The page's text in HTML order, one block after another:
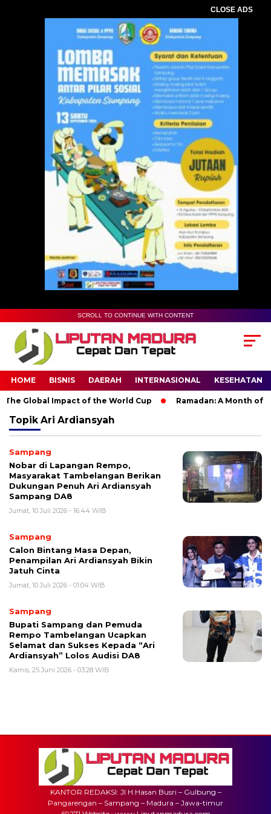
CLOSE ADS
SCROLL TO CONTINUE WITH CONTENT
HOME BISNIS DAERAH INTERNASIONAL KESEHATAN
Global Impact of the World Cup Ramadan: A Month of
Topik Ari Ardiansyah
Sampang
Nobar di Lapangan Rempo,
Masyarakat Tambelangan Berikan
Dukungan Penuh Ari Ardiansyah
Sampang DA8
Jumat, 10 Juli 2026 - 16:44 WIB
Sampang
Calon Bintang Masa Depan,
Penampilan Ari Ardiansyah Bikin
Jatuh Cinta
Jumat, 10 Juli 2026 - 01:04 WIB
Sampang
Bupati Sampang dan Pemuda
Rempo Tambelangan Ucapkan
Selamat dan Sukses Kepada “Ari
Ardiansyah” Lolos Audisi DA8
Kamis, 25 Juni 2026 - 03:28 WIB
KANTOR REDAKSI: Jl H.Hasan Busri – Gulbung –
Pangarengan – Sampang – Madura – Jawa-timur